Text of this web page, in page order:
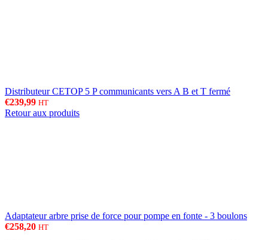
Distributeur CETOP 5 P communicants vers A B et T fermé
€239,99 HT
Retour aux produits
Adaptateur arbre prise de force pour pompe en fonte - 3 boulons
€258,20 HT